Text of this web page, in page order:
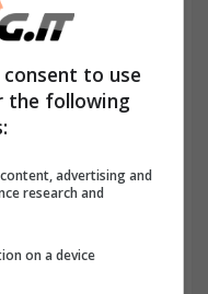
30%: questa
in
che potrebbe
l’economia dei
che vivono
quindi, la
solo per le
to use
the following
advertising and
research and
on a device